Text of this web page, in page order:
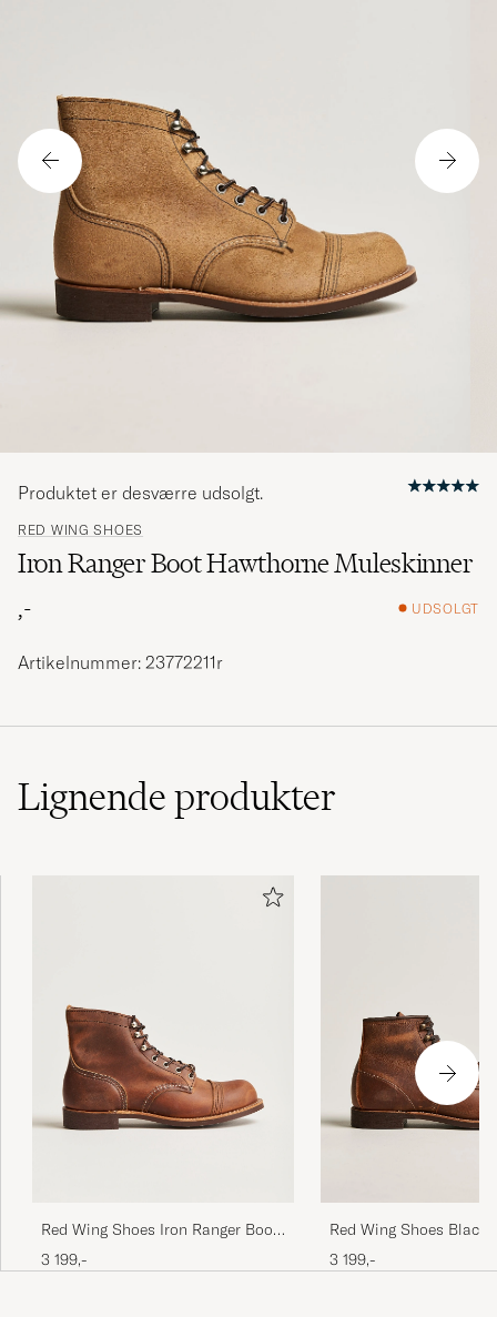
RED WING SHOES
Iron Ranger Boot Hawthorne Muleskinner
,-
UDSOLGT
Produktet er desværre udsolgt.
Artikelnummer: 23772211r
Lignendeprodukter
Red Wing Shoes Iron Ranger Boot
Copper Rough/Though Leather
3 199,-
Red Wing Shoes
Copper Rough/Though
3 199,-